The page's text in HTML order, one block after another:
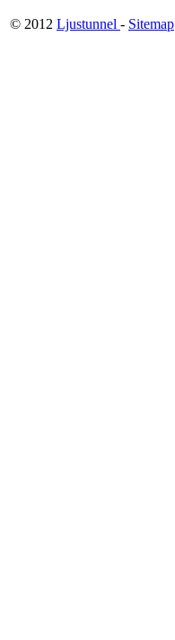
© 2012 Ljustunnel - Sitemap